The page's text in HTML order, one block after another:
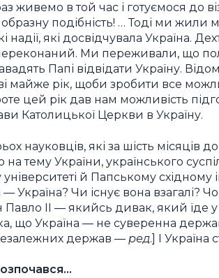
живемо в той час і готуємося до
подібність! … Тоді ми
надії, які досвідчувала Україна.
Ми переживали, що
Папі відвідати Україну.
майже рік, щоби зробити все
цей рік дав нам можливість
Католицької Церкви в Україну.
науковців, які за шість місяців
тему України, українського
й Папському східному
— Україна? Чи існує вона взагалі?
Павло II — якийсь дивак, який їде у
що Україна — не суверенна
держав — ред.] І Україна